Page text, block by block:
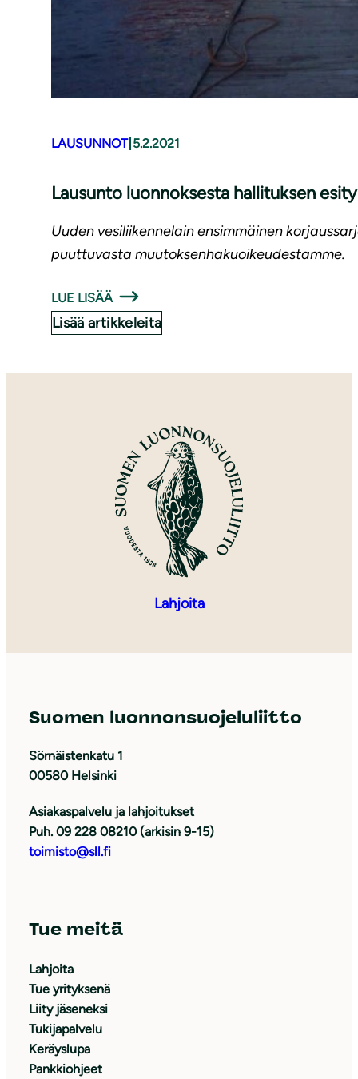
LAUSUNNOT| 5.2.2021
Lausunto luonnoksesta hallituksen
Uuden vesiliikennelain ensimmäinen
puuttuvasta muutoksenhakuoikeudestamme.
LUE LISÄÄ
Lisää artikkeleita
Lahjoita
Suomen luonnonsuojeluliitto
Sörnäistenkatu 1
00580 Helsinki
Asiakaspalvelu ja lahjoitukset
Puh. 09 228 08210 (arkisin 9-15)
toimisto@sll.fi
Tue meitä
Lahjoita
Tue yrityksenä
Liity jäseneksi
Tukijapalvelu
Keräyslupa
Pankkiohjeet